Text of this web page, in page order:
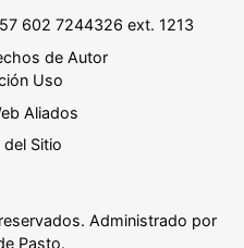
602 7244326 ext. 1213
de Autor
Uso
Aliados
del Sitio
Administrado por
Pasto.